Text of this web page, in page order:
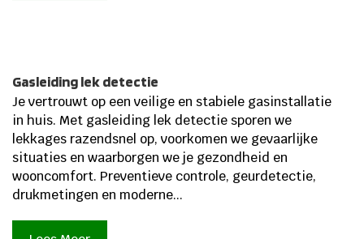
Gasleiding lek detectie
Je vertrouwt op een veilige en stabiele gasinstallatie
in huis. Met gasleiding lek detectie sporen we
lekkages razendsnel op, voorkomen we gevaarlijke
situaties en waarborgen we je gezondheid en
wooncomfort. Preventieve controle, geurdetectie,
drukmetingen en moderne...